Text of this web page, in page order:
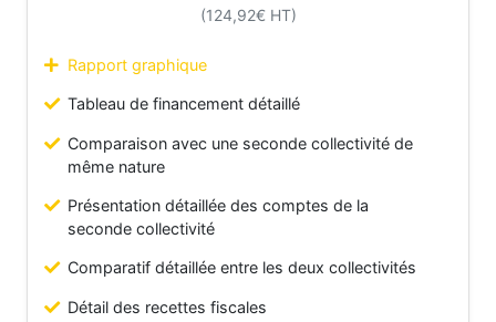
(124,92€ HT)
Rapport graphique
Tableau de financement détaillé
Comparaison avec une seconde collectivité de
même nature
Présentation détaillée des comptes de la
seconde collectivité
Comparatif détaillée entre les deux collectivités
Détail des recettes fiscales